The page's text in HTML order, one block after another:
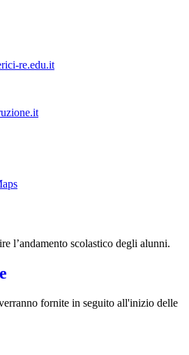
re.edu.it
l’andamento scolastico degli alunni.
fornite in seguito all'inizio delle